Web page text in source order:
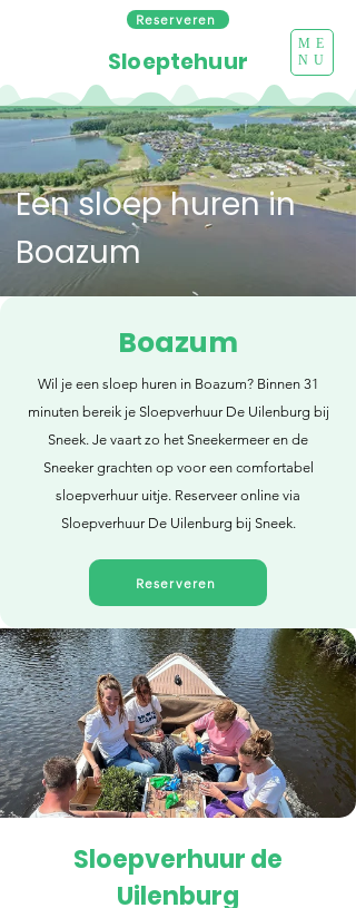
Reserveren
ME
NU
Sloeptehuur
Een sloep huren in
Boazum
Boazum
Wil je een sloep huren in Boazum? Binnen 31
minuten bereik je Sloepverhuur De Uilenburg bij
Sneek. Je vaart zo het Sneekermeer en de
Sneeker grachten op voor een comfortabel
sloepverhuur uitje. Reserveer online via
Sloepverhuur De Uilenburg bij Sneek.
Reserveren
Direct reserveren
Sloepverhuur de
Uilenburg